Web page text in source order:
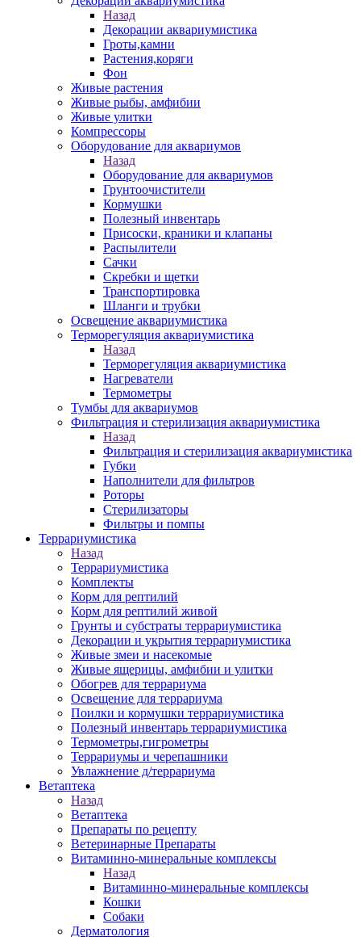
Назад
Декорации аквариумистика
Гроты,камни
Растения,коряги
Фон
Живые растения
Живые рыбы, амфибии
Живые улитки
Компрессоры
Оборудование для аквариумов
Назад
Оборудование для аквариумов
Грунтоочистители
Кормушки
Полезный инвентарь
Присоски, краники и клапаны
Распылители
Сачки
Скребки и щетки
Транспортировка
Шланги и трубки
Освещение аквариумистика
Терморегуляция аквариумистика
Назад
Терморегуляция аквариумистика
Нагреватели
Термометры
Тумбы для аквариумов
Фильтрация и стерилизация аквариумистика
Назад
Фильтрация и стерилизация аквариумистика
Губки
Наполнители для фильтров
Роторы
Стерилизаторы
Фильтры и помпы
Террариумистика
Назад
Террариумистика
Комплекты
Корм для рептилий
Корм для рептилий живой
Грунты и субстраты террариумистика
Декорации и укрытия террариумистика
Живые змеи и насекомые
Живые ящерицы, амфибии и улитки
Обогрев для террариума
Освещение для террариума
Поилки и кормушки террариумистика
Полезный инвентарь террариумистика
Термометры,гигрометры
Террариумы и черепашники
Увлажнение д/террариума
Ветаптека
Назад
Ветаптека
Препараты по рецепту
Ветеринарные Препараты
Витаминно-минеральные комплексы
Назад
Витаминно-минеральные комплексы
Кошки
Собаки
Дерматология